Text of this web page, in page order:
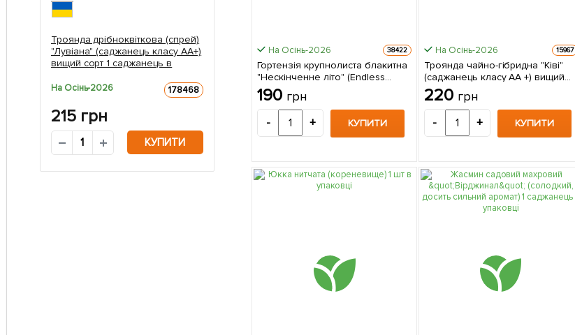
Троянда дрібноквіткова (спрей)
"Лувіана" (саджанець класу АА+)
вищий сорт 1 саджанець в
На Осінь-2026 178468
215грн
КУПИТИ
На Осінь-2026 38422
Гортензія крупнолиста блакитна
"Нескінченне літо" (Endless
Summer) 1 саджанець в упаковці
190 грн
- + КУПИТИ
На Осінь-2026 15967
Троянда чайно-гібридна "Ківі"
(саджанець класу АА +) вищий
сорт 1 шт в упаковці
220 грн
- + КУПИТИ